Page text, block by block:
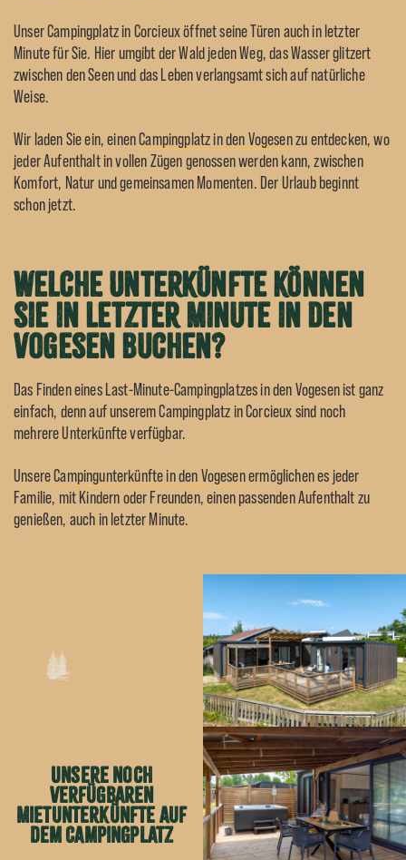
Unser Campingplatz in Corcieux öffnet seine Türen auch in letzter
Minute für Sie. Hier umgibt der Wald jeden Weg, das Wasser glitzert
zwischen den Seen und das Leben verlangsamt sich auf natürliche
Weise.
Wir laden Sie ein, einenCampingplatz in den Vogesenzu entdecken, wo
jeder Aufenthalt in vollen Zügen genossen werden kann, zwischen
Komfort, Natur und gemeinsamen Momenten. Der Urlaub beginnt
schon jetzt.
Welche Unterkünfte können
Sie in letzter Minute in den
Vogesen buchen?
Das Finden eines Last-Minute-Campingplatzes in den Vogesen ist ganz
einfach, denn auf unserem Campingplatz in Corcieux sind noch
mehrere Unterkünfte verfügbar.
UnsereCampingunterkünfte in den Vogesenermöglichen es jeder
Familie, mit Kindern oder Freunden, einen passenden Aufenthalt zu
genießen, auch in letzter Minute.
Unsere noch
verfügbaren
Mietunterkünfte auf
dem Campingplatz